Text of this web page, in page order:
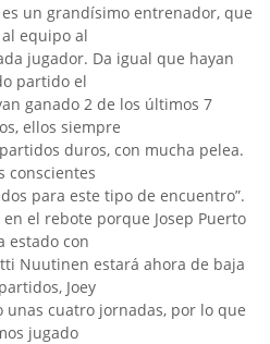
un grandísimo entrenador, que
equipo al
jugador. Da igual que hayan
partido el
ganado 2 de los últimos 7
ellos siempre
duros, con mucha pelea.
conscientes
para este tipo de encuentro”.
el rebote porque Josep Puerto
estado con
Nuutinen estará ahora de baja
Joey
unas cuatro jornadas, por lo que
jugado